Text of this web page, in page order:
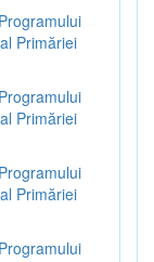
Primăriei
Primăriei
Primăriei